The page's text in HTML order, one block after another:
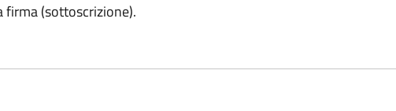
firma (sottoscrizione).